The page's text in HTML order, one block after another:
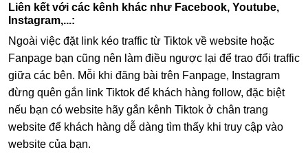
Liên kết với các kênh khác như Facebook, Youtube,
Instagram,...:
Ngoài việc đặt link kéo traffic từ Tiktok về website hoặc
Fanpage bạn cũng nên làm điều ngược lại để trao đổi traffic
giữa các bên. Mỗi khi đăng bài trên Fanpage, Instagram
đừng quên gắn link Tiktok để khách hàng follow, đặc biệt
nếu bạn có website hãy gắn kênh Tiktok ở chân trang
website để khách hàng dễ dàng tìm thấy khi truy cập vào
website của bạn.